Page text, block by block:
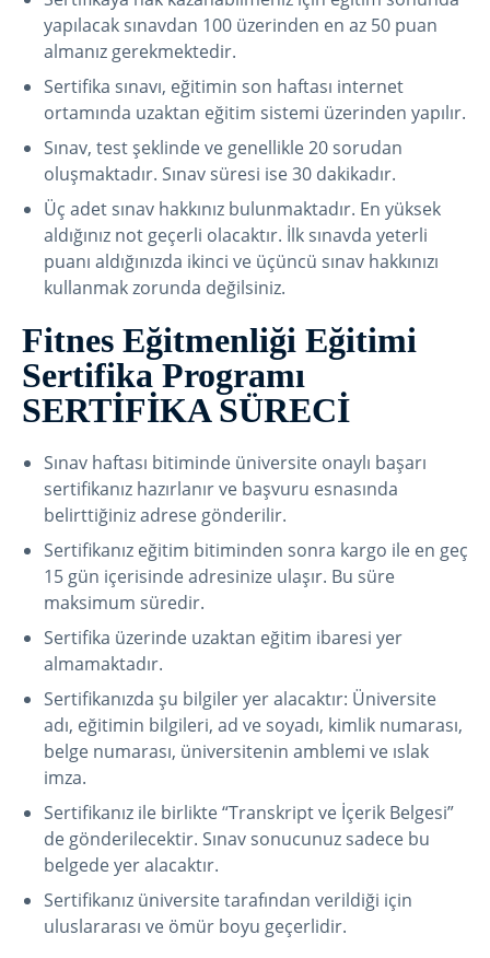
yapılacak sınavdan 100 üzerinden en az 50 puan
almanız gerekmektedir.
Sertifika sınavı, eğitimin son haftası internet
ortamında uzaktan eğitim sistemi üzerinden yapılır.
Sınav, test şeklinde ve genellikle 20 sorudan
oluşmaktadır. Sınav süresi ise 30 dakikadır.
Üç adet sınav hakkınız bulunmaktadır. En yüksek
aldığınız not geçerli olacaktır. İlk sınavda yeterli
puanı aldığınızda ikinci ve üçüncü sınav hakkınızı
kullanmak zorunda değilsiniz.
Fitnes Eğitmenliği Eğitimi
Sertifika Programı
SERTİFİKA SÜRECİ
Sınav haftası bitiminde üniversite onaylı başarı
sertifikanız hazırlanır ve başvuru esnasında
belirttiğiniz adrese gönderilir.
Sertifikanız eğitim bitiminden sonra kargo ile en geç
15 gün içerisinde adresinize ulaşır. Bu süre
maksimum süredir.
Sertifika üzerinde uzaktan eğitim ibaresi yer
almamaktadır.
Sertifikanızda şu bilgiler yer alacaktır: Üniversite
adı, eğitimin bilgileri, ad ve soyadı, kimlik numarası,
belge numarası, üniversitenin amblemi ve ıslak
imza.
Sertifikanız ile birlikte “Transkript ve İçerik Belgesi”
de gönderilecektir. Sınav sonucunuz sadece bu
belgede yer alacaktır.
Sertifikanız üniversite tarafından verildiği için
uluslararası ve ömür boyu geçerlidir.